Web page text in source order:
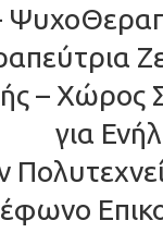
– Χώρος
για